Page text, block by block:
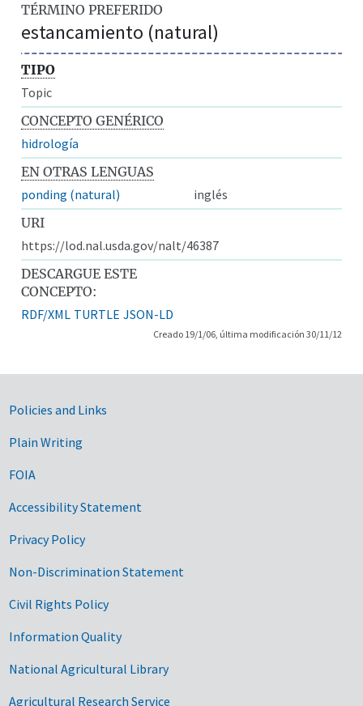
TÉRMINO PREFERIDO
estancamiento (natural)
TIPO
Topic
CONCEPTO GENÉRICO
hidrología
EN OTRAS LENGUAS
ponding (natural)
inglés
URI
https://lod.nal.usda.gov/nalt/46387
DESCARGUE ESTE
CONCEPTO:
RDF/XML TURTLE JSON-LD
Creado 19/1/06, última modificación 30/11/12
Government Links
Policies and Links
Plain Writing
FOIA
Accessibility Statement
Privacy Policy
Non-Discrimination Statement
Civil Rights Policy
Information Quality
National Agricultural Library
Agricultural Research Service